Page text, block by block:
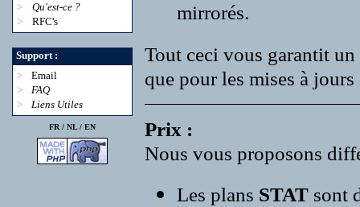
>
Qu'est-ce ?
>
RFC's
Support :
>
Email
>
FAQ
>
Liens Utiles
FR / NL/ EN
mirrorés.
Tout ceci vous garantit
que pour les mises à
Prix :
Nous vous proposons
Les plans STAT sont